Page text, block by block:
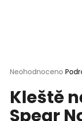
Průměrné
produktu
je
0,0
z
Neohodnoceno
Kleště
Spear